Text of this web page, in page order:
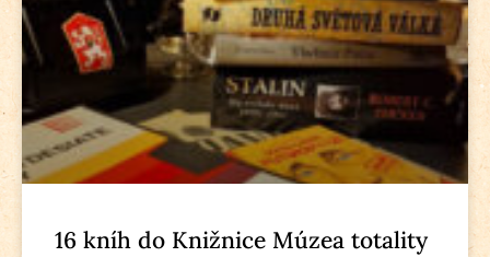
16 kníh do Knižnice Múzea totality